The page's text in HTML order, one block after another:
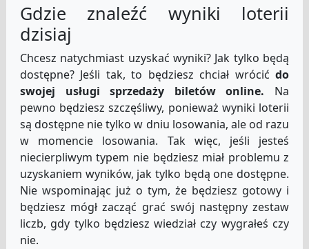
Gdzie znaleźć wyniki loterii
dzisiaj
Chcesz natychmiast uzyskać wyniki? Jak tylko będą
dostępne? Jeśli tak, to będziesz chciał wrócićdo
swojej usługi sprzedaży biletów online. Na
pewno będziesz szczęśliwy, ponieważ wyniki loterii
są dostępne nie tylko w dniu losowania, ale od razu
w momencie losowania. Tak więc, jeśli jesteś
niecierpliwym typem nie będziesz miał problemu z
uzyskaniem wyników, jak tylko będą one dostępne.
Nie wspominając już o tym, że będziesz gotowy i
będziesz mógł zacząć grać swój następny zestaw
liczb, gdy tylko będziesz wiedział czy wygrałeś czy
nie.